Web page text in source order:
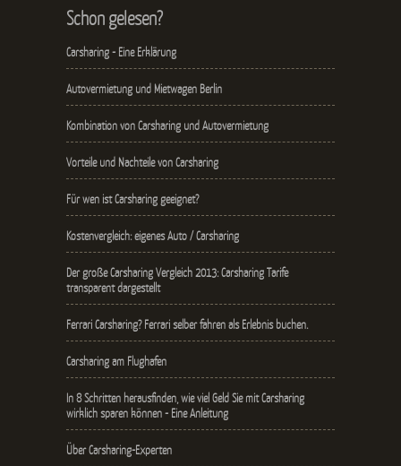
Schon gelesen?
Carsharing - Eine Erklärung
Autovermietung und Mietwagen Berlin
Kombination von Carsharing und Autovermietung
Vorteile und Nachteile von Carsharing
Für wen ist Carsharing geeignet?
Kostenvergleich: eigenes Auto / Carsharing
Der große Carsharing Vergleich 2013: Carsharing Tarife
transparent dargestellt
Ferrari Carsharing? Ferrari selber fahren als Erlebnis buchen.
Carsharing am Flughafen
In 8 Schritten herausfinden, wie viel Geld Sie mit Carsharing
wirklich sparen können - Eine Anleitung
Über Carsharing-Experten